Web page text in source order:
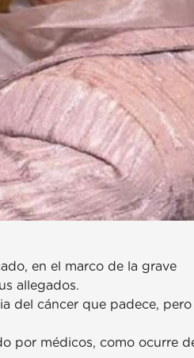
en el marco de la grave
allegados.
del cáncer que padece,
por médicos, como ocurre